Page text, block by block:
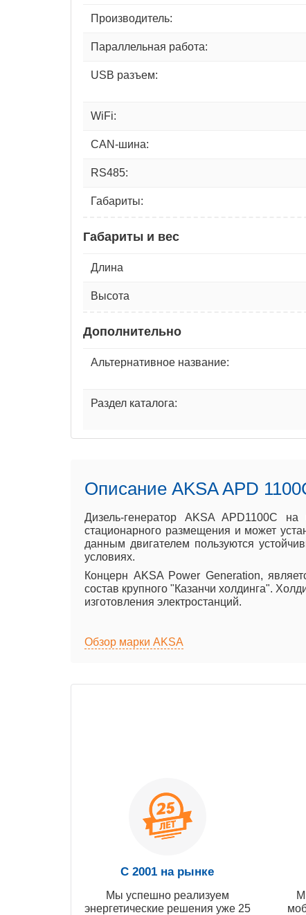
Производитель:
Параллельная работа:
USB разъем:
WiFi:
CAN-шина:
RS485:
Габариты:
Габариты и вес
Длина
Высота
Дополнительно
Альтернативное название:
Раздел каталога:
Описание AKSA APD
Дизель-генератор AKSA APD1100C
стационарного размещения и может
данным двигателем пользуются
условиях.
Концерн AKSA Power Generation,
состав крупного "Казанчи холдинга".
изготовления электростанций.
Обзор марки AKSA
С 2001 на рынке
Мы успешно реализуем
энергетические решения уже 25